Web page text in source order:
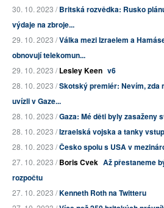
30. 10. 2023 /Britská rozvědka: Rusko
výdaje na zbroje...
29. 10. 2023 /Válka mezi Izraelem a
obnovují telekomun...
29. 10. 2023 /Lesley Keen v6
28. 10. 2023 /Skotský premiér: Nevím, zda
uvízli v Gaze...
28. 10. 2023 /Gaza: Mé děti byly zasaženy
28. 10. 2023 /Izraelská vojska a tanky
28. 10. 2023 /Česko spolu s USA v
27. 10. 2023 /Boris Cvek Až přestaneme
rozpočtu
27. 10. 2023 /Kenneth Roth na Twitteru